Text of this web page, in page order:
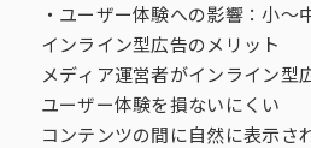
・ユーザー体験への影響：小〜
インライン型広告のメリット
メディア運営者がインライン型
ユーザー体験を損ないにくい
コンテンツの間に自然に表示さ